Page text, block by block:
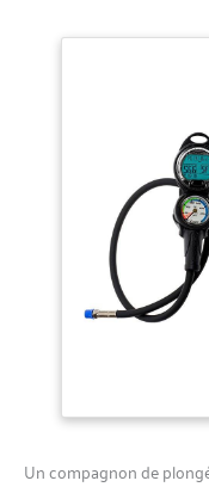
Un compagnon de